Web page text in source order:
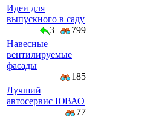
Идеи для
выпускного в саду
3
799
Навесные
вентилируемые
фасады
185
Лучший
автосервис ЮВАО
77